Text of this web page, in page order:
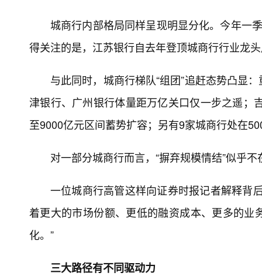
城商行内部格局同样呈现明显分化。今年一
得关注的是，江苏银行自去年登顶城商行行业龙
与此同时，城商行梯队“组团”追赶态势凸显
津银行、广州银行体量距万亿关口仅一步之遥；
至9000亿元区间蓄势扩容；另有9家城商行处在
对一部分城商行而言，“摒弃规模情结”似乎
一位城商行高管这样向证券时报记者解释背
着更大的市场份额、更低的融资成本、更多的
化。”
三大路径有不同驱动力